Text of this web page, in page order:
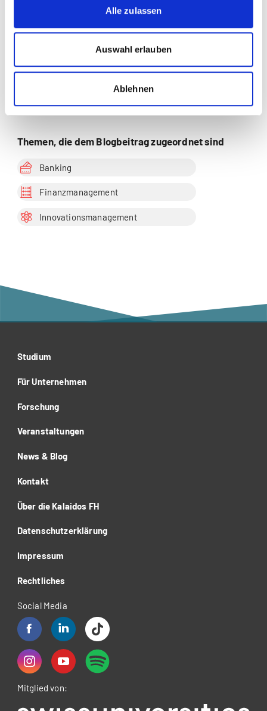
Alle zulassen
Auswahl erlauben
Ablehnen
Administration | Change
Management | Digitalisierung |
Innovationsmanagement |
Organisationsentwicklung |
Strategisches Management |
Themen, die dem Blogbeitrag zugeordnet sind
Banking
Finanzmanagement
Innovationsmanagement
Studium
Für Unternehmen
Forschung
Veranstaltungen
News & Blog
Kontakt
Über die Kalaidos FH
Datenschutzerklärung
Impressum
Rechtliches
Social Media
Mitglied von: